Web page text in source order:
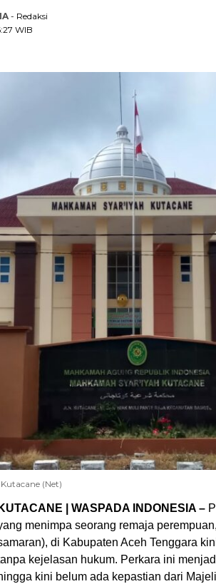
- Redaksi
WIB
(Net)
KUTACANE | WASPADA INDONESIA –
menimpa seorang remaja
di Kabupaten Aceh Tenggara
kejelasan hukum. Perkara ini
kini belum ada kepastian dari